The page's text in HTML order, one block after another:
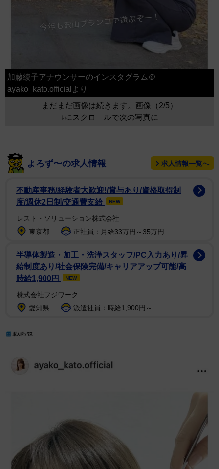
加藤綾子アナウンサーのインスタグラム＠
ayako_kato.officialより
まだまだ画像は続きます。画像（2/5）
↓にスクロールで次の写真に
よろず〜の求人情報 求人情報一覧へ
不動産事務/経験者大歓迎!/賞与あり/資格取得制
度/週休2日制/交通費支給
NEW
レスト・ソリューション株式会社
東京都
正社員：月給33万円～35万円
半導体製造・加工・洗浄スタッフ/PC入力あり/昇
給制度あり/社会保険完備/キャリアアップ可能/高
時給1,900円
NEW
株式会社フジワーク
愛知県
派遣社員：時給1,900円～